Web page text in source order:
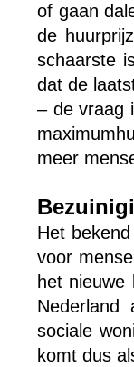
of gaan
de
schaarste
dat de
– de vraag
meer
Het
voor
het nieuwe
sociale
komt dus